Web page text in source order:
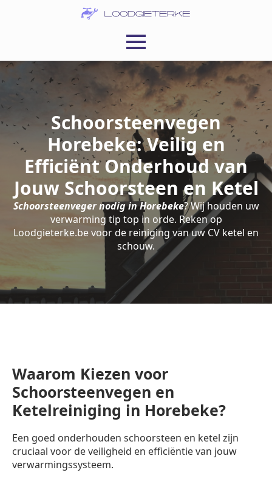
Schoorsteenvegen
Horebeke: Veilig en
Efficiënt Onderhoud van
Jouw Schoorsteen en Ketel
Schoorsteenveger nodig in Horebeke? Wij houden uw
verwarming tip top in orde. Reken op
Loodgieterke.be voor de reiniging van uw CV ketel en
schouw.
Waarom Kiezen voor
Schoorsteenvegen en
Ketelreiniging in Horebeke?
Een goed onderhouden schoorsteen en ketel zijn
cruciaal voor de veiligheid en efficiëntie van jouw
verwarmingssysteem.